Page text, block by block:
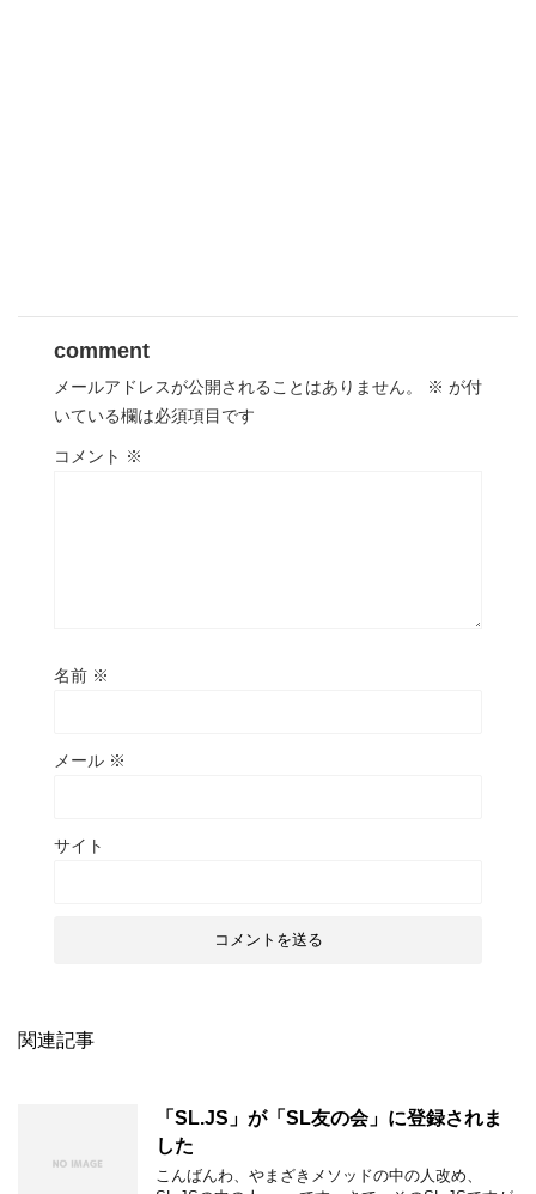
comment
メールアドレスが公開されることはありません。 ※ が付
いている欄は必須項目です
コメント ※
名前 ※
メール ※
サイト
関連記事
「SL.JS」が「SL友の会」に登録されま
した
こんばんわ、やまざきメソッドの中の人改め、